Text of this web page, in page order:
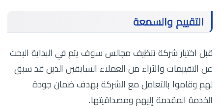
التقييم والسمعة
قبل اختيار شركة تنظيف مجالس سوف يتم في البداية البحث
عن التقييمات والآراء من العملاء السابقين الذين قد سبق
لهم وقاموا بالتعامل مع الشركة بهدف ضمان جودة
الخدمة المقدمة إليهم ومصداقيتها.